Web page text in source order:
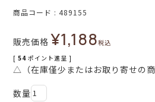
商品コード 489155
販売価格 ¥1,188税込
[ 54 ポイント進呈 ]
△（在庫僅少またはお取り寄せの商